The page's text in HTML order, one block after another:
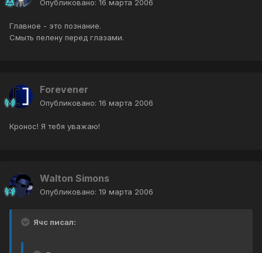
Опубликовано: 16 марта 2006
Главное - это познание.
Смыть пелену перед глазами.
Forevener
Опубликовано: 16 марта 2006
Кронос! Я тебя уважаю!
Walton Simons
Опубликовано: 19 марта 2006
Ячс писал: